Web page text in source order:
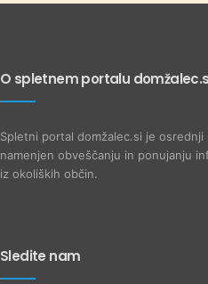
O spletnem portalu
Spletni portal domžalec.si je
namenjen obveščanju in ponujanju
iz okoliških občin.
Sledite nam